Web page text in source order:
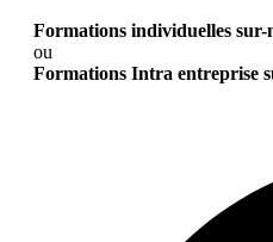
Formations individuelles sur-
ou
Formations Intra entreprise